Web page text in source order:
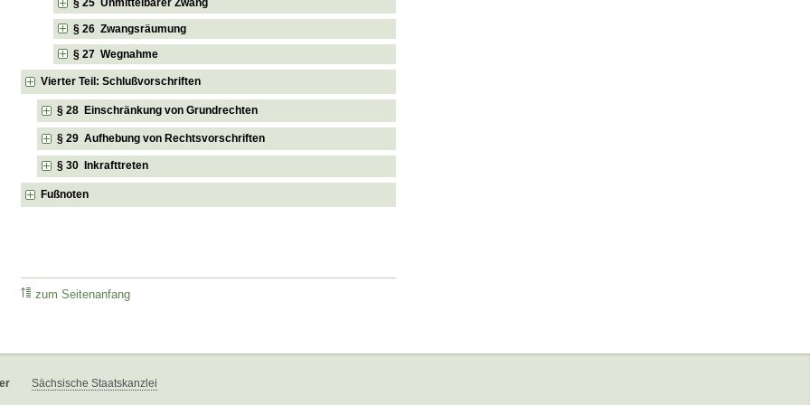
§ 25 Unmittelbarer Zwang
§ 26 Zwangsräumung
§ 27 Wegnahme
Vierter Teil: Schlußvorschriften
§ 28 Einschränkung von Grundrechten
§ 29 Aufhebung von Rechtsvorschriften
§ 30 Inkrafttreten
Fußnoten
zum Seitenanfang
Sächsische Staatskanzlei